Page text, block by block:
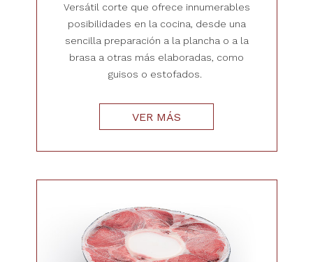
Versátil corte que ofrece innumerables
posibilidades en la cocina, desde una
sencilla preparación a la plancha o a la
brasa a otras más elaboradas, como
guisos o estofados.
VER MÁS